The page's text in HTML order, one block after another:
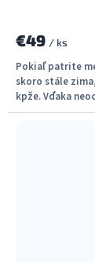
€49 / ks
Pokiaľ patrite
skoro stále
kpže. Vďaka